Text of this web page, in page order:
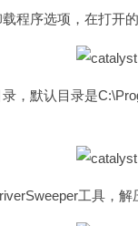
程序选项，在打开
，默认目录是
工具，